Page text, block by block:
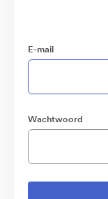
E-mail
Wachtwoord